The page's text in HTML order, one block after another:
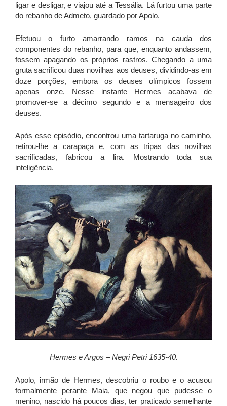
ligar e desligar, e viajou até a Tessália. Lá furtou uma parte
do rebanho de Admeto, guardado por Apolo.
Efetuou o furto amarrando ramos na cauda dos
componentes do rebanho, para que, enquanto andassem,
fossem apagando os próprios rastros. Chegando a uma
gruta sacrificou duas novilhas aos deuses, dividindo-as em
doze porções, embora os deuses olímpicos fossem
apenas onze. Nesse instante Hermes acabava de
promover-se a décimo segundo e a mensageiro dos
deuses.
Após esse episódio, encontrou uma tartaruga no caminho,
retirou-lhe a carapaça e, com as tripas das novilhas
sacrificadas, fabricou a lira. Mostrando toda sua
inteligência.
Hermes e Argos – Negri Petri 1635-40.
Apolo, irmão de Hermes, descobriu o roubo e o acusou
formalmente perante Maia, que negou que pudesse o
menino, nascido há poucos dias, ter praticado semelhante